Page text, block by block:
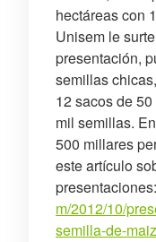
hectáreas con
Unisem le
presentación,
semillas
12 sacos de
mil semillas.
500 millares
este artículo
presentaciones:
m/2012/10/
semilla-de-